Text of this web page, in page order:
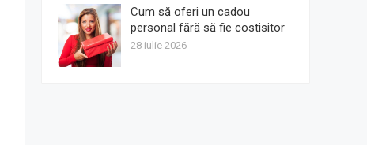
Cum să oferi un cadou
personal fără să fie costisitor
28 iulie 2026